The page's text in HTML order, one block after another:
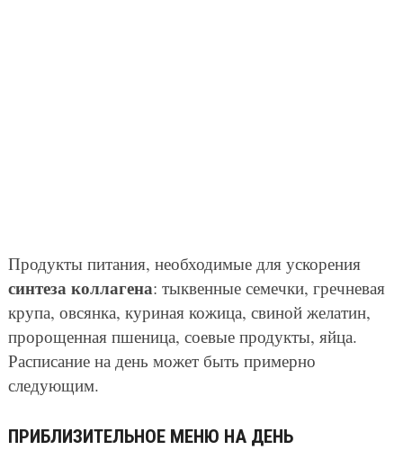
Продукты питания, необходимые для ускорения
синтеза коллагена: тыквенные семечки, гречневая
крупа, овсянка, куриная кожица, свиной желатин,
пророщенная пшеница, соевые продукты, яйца.
Расписание на день может быть примерно
следующим.
ПРИБЛИЗИТЕЛЬНОЕ МЕНЮ НА ДЕНЬ